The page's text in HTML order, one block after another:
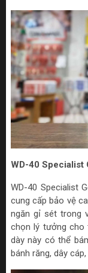
WD-40 Specialist
WD-40 Specialist
cung cấp bảo vệ
ngăn gỉ sét trong
chọn lý tưởng cho
dày này có thể
bánh răng, dây